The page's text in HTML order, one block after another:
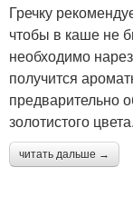
Гречку
чтобы в каше не
необходимо
получится
предварительно
золотистого цвета.
читать дальше →